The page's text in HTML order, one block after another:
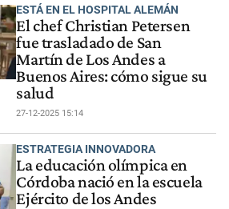
ESTÁ EN EL HOSPITAL ALEMÁN
El chef Christian Petersen
fue trasladado de San
Martín de Los Andes a
Buenos Aires: cómo sigue su
salud
27-12-2025 15:14
ESTRATEGIA INNOVADORA
La educación olímpica en
Córdoba nació en la escuela
Ejército de los Andes